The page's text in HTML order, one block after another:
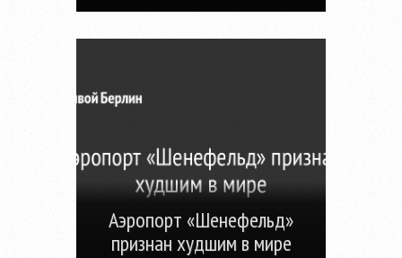
Аэропорт «Шенефельд»
признан худшим в мире